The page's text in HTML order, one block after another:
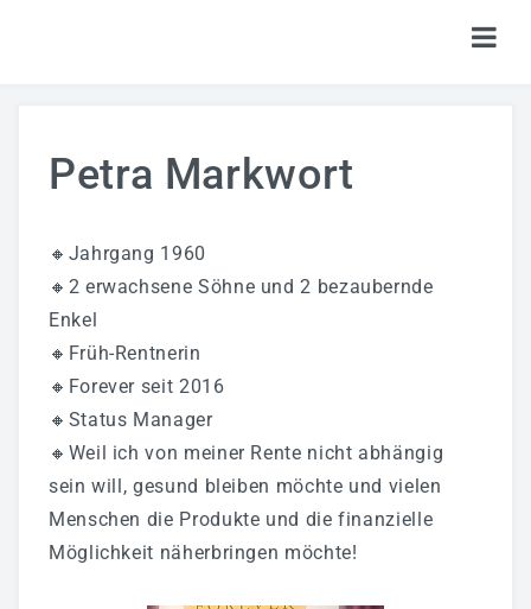
TICKETS
KALENDER
LOGIN
Petra Markwort
🔸Jahrgang 1960
🔸2 erwachsene Söhne und 2 bezaubernde
Enkel
🔸Früh-Rentnerin
🔸Forever seit 2016
🔸Status Manager
🔸Weil ich von meiner Rente nicht abhängig
sein will, gesund bleiben möchte und vielen
Menschen die Produkte und die finanzielle
Möglichkeit näherbringen möchte!